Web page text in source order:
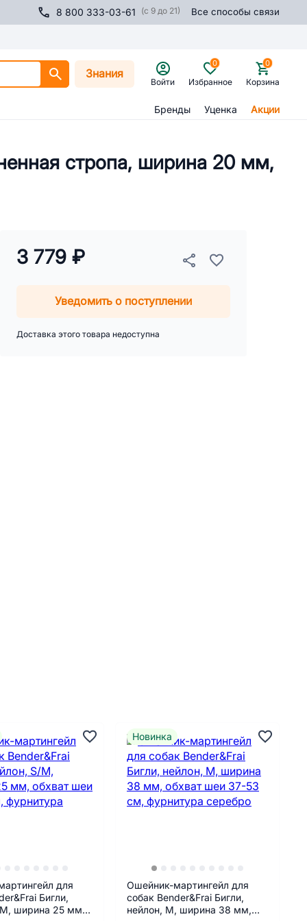
8 800 333-03-61 (с 9 до 21) Все способы связи
Знания
Войти Избранное
0
Корзина
0
Бренды Уценка Акции
стропа, ширина 20 мм,
3 779 ₽
Уведомить о поступлении
Доставка этого товара недоступна
для
Бигли,
ширина 25 мм,
Ошейник-мартингейл для
собак Bender&Frai Бигли,
нейлон, M, ширина 38 мм,
Новинка